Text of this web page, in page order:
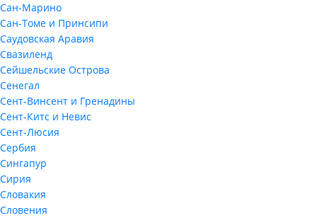
Сан-Марино
Сан-Томе и Принсипи
Саудовская Аравия
Свазиленд
Сейшельские Острова
Сенегал
Сент-Винсент и Гренадины
Сент-Китс и Невис
Сент-Люсия
Сербия
Сингапур
Сирия
Словакия
Словения